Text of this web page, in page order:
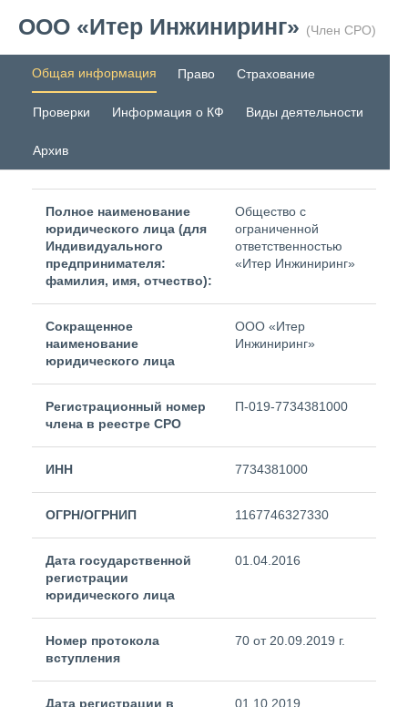
ООО «Итер Инжиниринг» (Член СРО)
Общая информация Право Страхование
Проверки Информация о КФ Виды деятельности
Архив
Полное наименование
юридического лица (для
Индивидуального
предпринимателя:
фамилия, имя, отчество):
Общество с
ограниченной
ответственностью
«Итер Инжиниринг»
Сокращенное
наименование
юридического лица
ООО «Итер
Инжиниринг»
Регистрационный номер
члена в реестре СРО
П-019-7734381000
ИНН 7734381000
ОГРН/ОГРНИП 1167746327330
Дата государственной
регистрации
юридического лица
01.04.2016
Номер протокола
вступления
70 от 20.09.2019 г.
Дата регистрации в
01.10.2019